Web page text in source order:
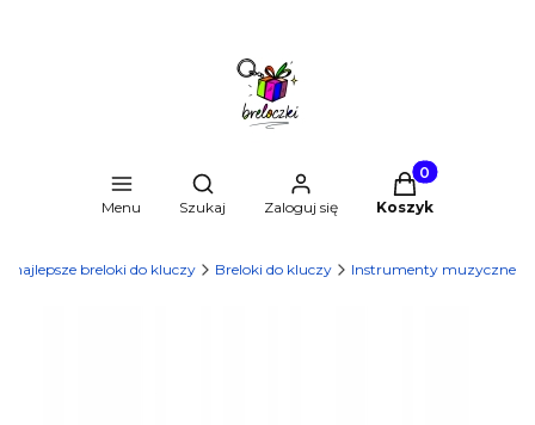
Menu
Otwórz wyszukiwarkę
Szukaj Zaloguj się
Produkty w
Koszyk
najlepsze breloki do kluczy Breloki do kluczy Instrumenty muzyczne